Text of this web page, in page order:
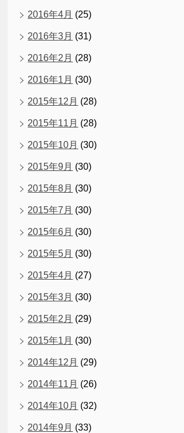
2016年4月 (25)
2016年3月 (31)
2016年2月 (28)
2016年1月 (30)
2015年12月 (28)
2015年11月 (28)
2015年10月 (30)
2015年9月 (30)
2015年8月 (30)
2015年7月 (30)
2015年6月 (30)
2015年5月 (30)
2015年4月 (27)
2015年3月 (30)
2015年2月 (29)
2015年1月 (30)
2014年12月 (29)
2014年11月 (26)
2014年10月 (32)
2014年9月 (33)